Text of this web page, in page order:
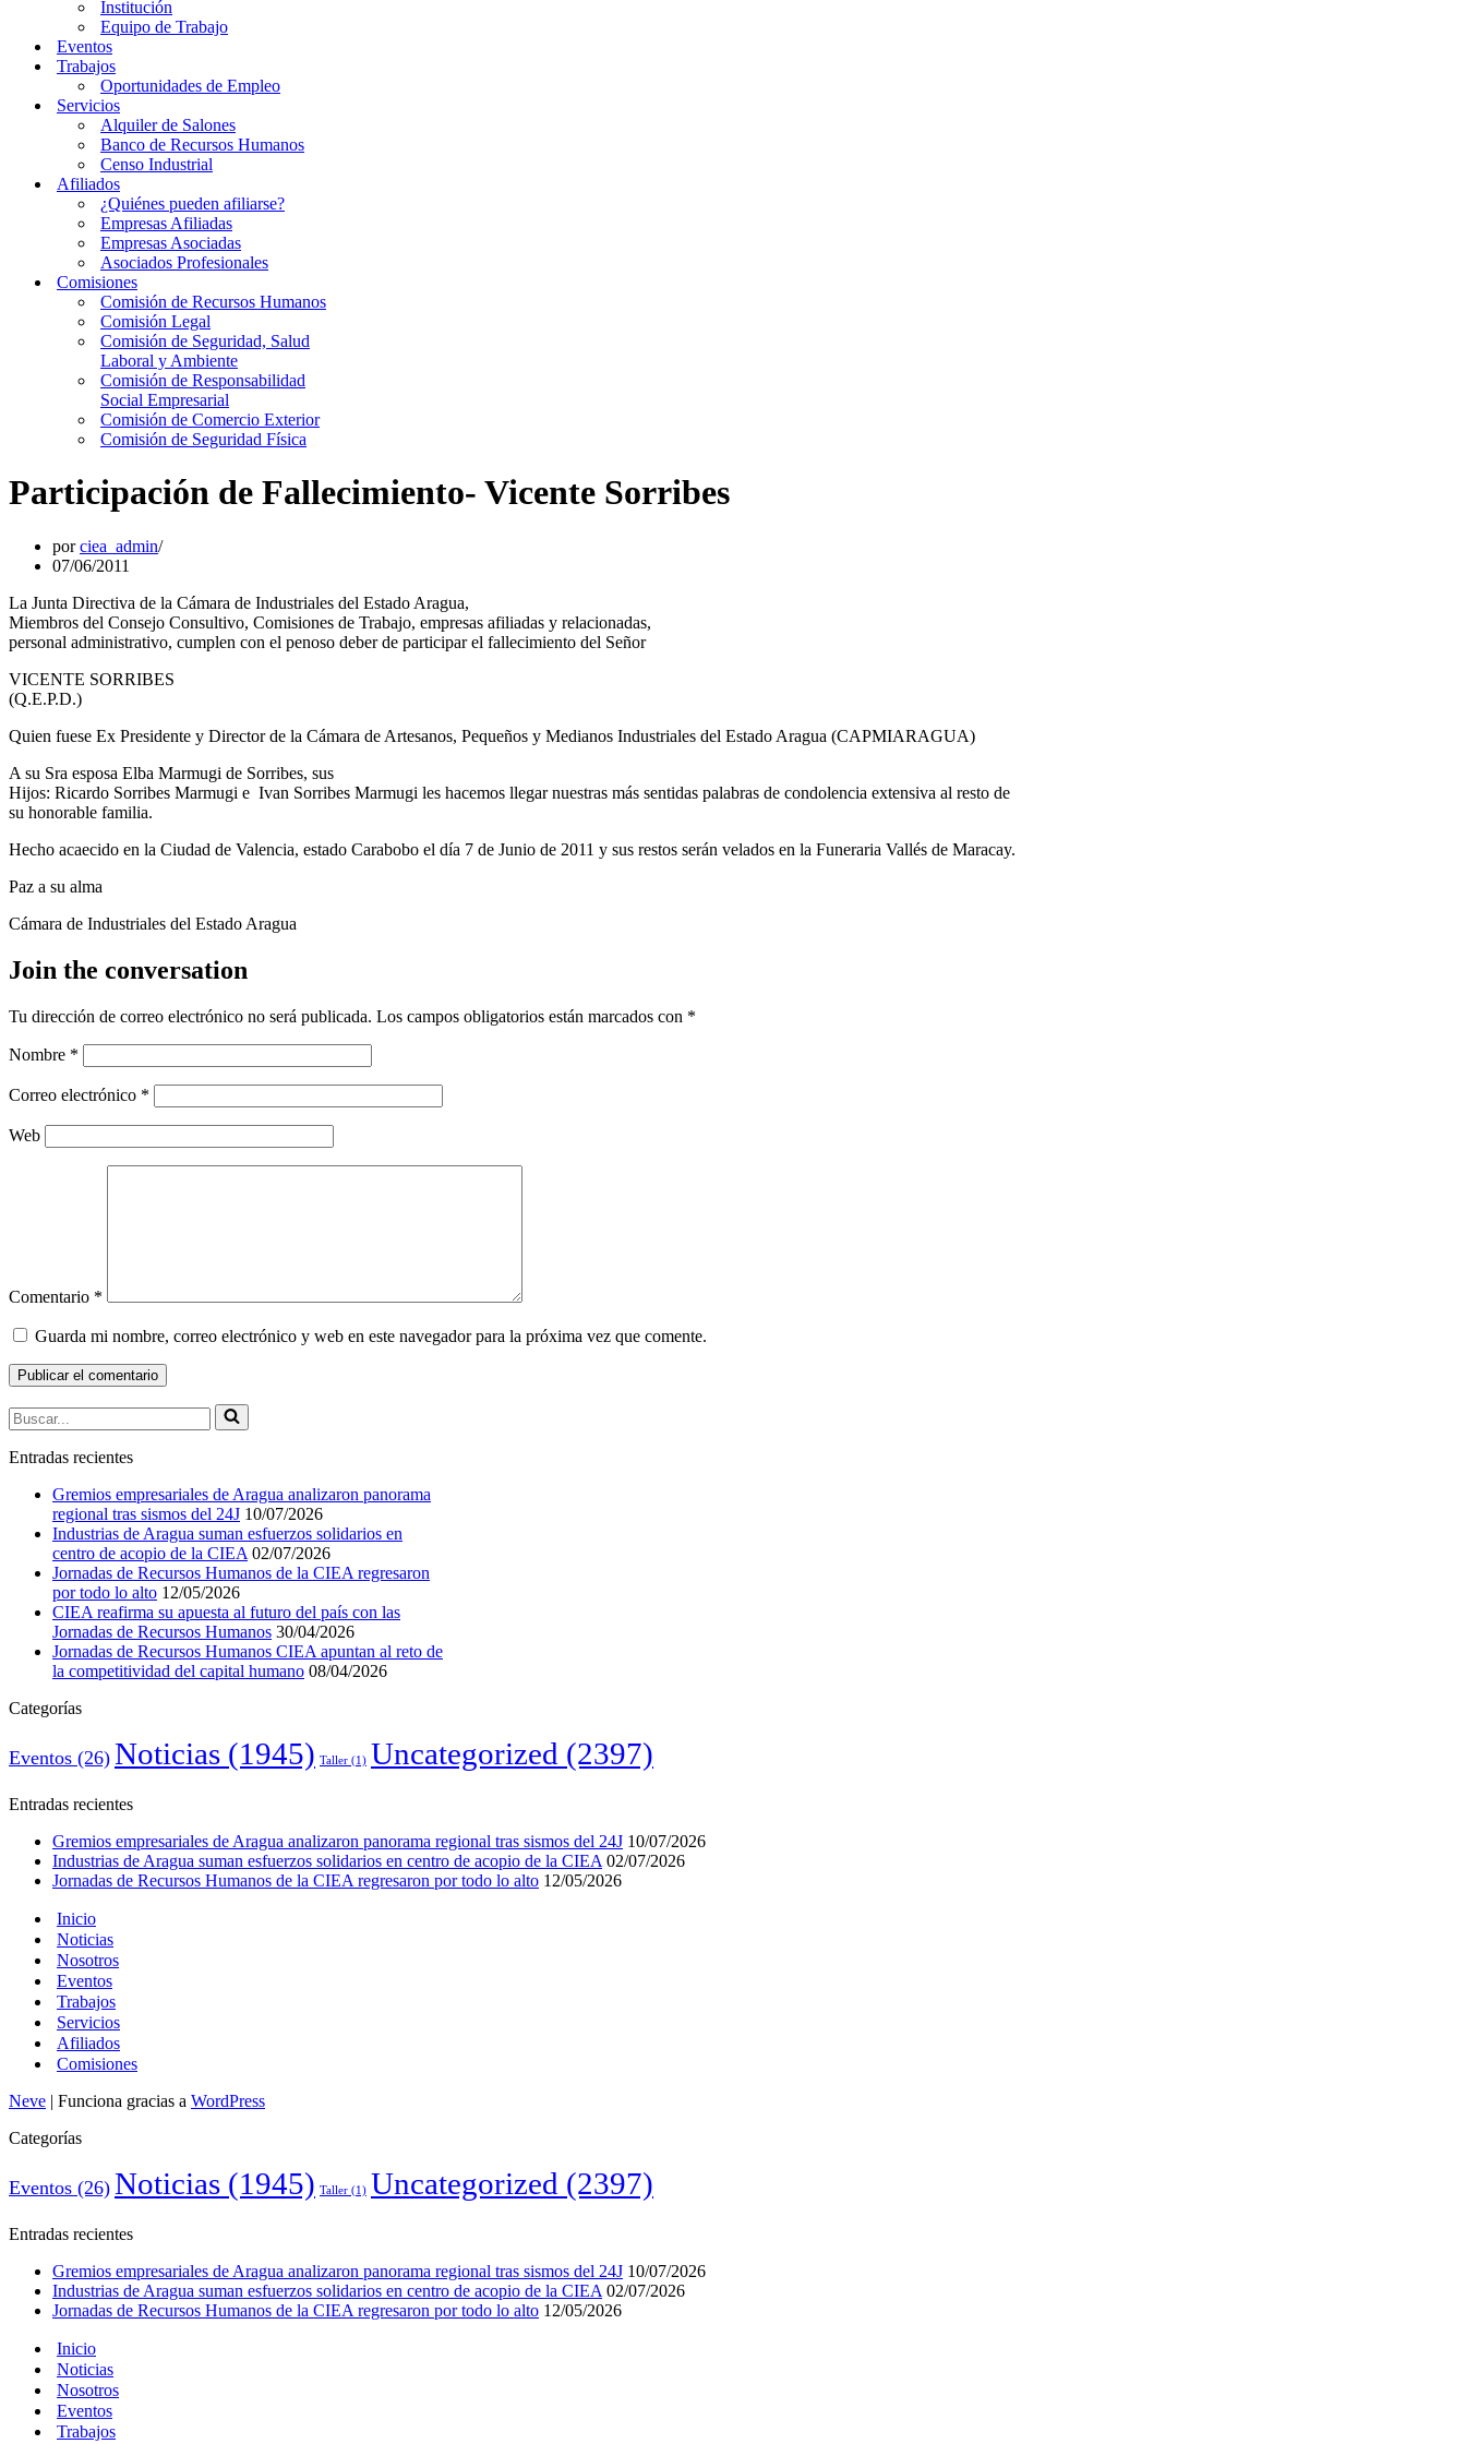
Institución
Equipo de Trabajo
Eventos
Trabajos
Oportunidades de Empleo
Servicios
Alquiler de Salones
Banco de Recursos Humanos
Censo Industrial
Afiliados
¿Quiénes pueden afiliarse?
Empresas Afiliadas
Empresas Asociadas
Asociados Profesionales
Comisiones
Comisión de Recursos Humanos
Comisión Legal
Comisión de Seguridad, Salud
Laboral y Ambiente
Comisión de Responsabilidad
Social Empresarial
Comisión de Comercio Exterior
Comisión de Seguridad Física
Participación de Fallecimiento- Vicente Sorribes
porciea_admin
07/06/2011
La Junta Directiva de la Cámara de Industriales del Estado Aragua,
Miembros del Consejo Consultivo, Comisiones de Trabajo, empresas afiliadas y relacionadas,
personal administrativo, cumplen con el penoso deber de participar el fallecimiento del Señor
VICENTE SORRIBES
(Q.E.P.D.)
Quien fuese Ex Presidente y Director de la Cámara de Artesanos, Pequeños y Medianos Industriales del Estado Aragua (CAPMIARAGUA)
A su Sra esposa Elba Marmugi de Sorribes, sus
Hijos: Ricardo Sorribes Marmugi e Ivan Sorribes Marmugi les hacemos llegar nuestras más sentidas palabras de condolencia extensiva al resto de
su honorable familia.
Hecho acaecido en la Ciudad de Valencia, estado Carabobo el día 7 de Junio de 2011 y sus restos serán velados en la Funeraria Vallés de Maracay.
Paz a su alma
Cámara de Industriales del Estado Aragua
Join the conversation
Tu dirección de correo electrónico no será publicada. Los campos obligatorios están marcados con *
Nombre *
Correo electrónico *
Web
Comentario *
Guarda mi nombre, correo electrónico y web en este navegador para la próxima vez que comente.
Buscar...
Entradas recientes
Gremios empresariales de Aragua analizaron panorama
regional tras sismos del 24J 10/07/2026
Industrias de Aragua suman esfuerzos solidarios en
centro de acopio de la CIEA 02/07/2026
Jornadas de Recursos Humanos de la CIEA regresaron
por todo lo alto 12/05/2026
CIEA reafirma su apuesta al futuro del país con las
Jornadas de Recursos Humanos 30/04/2026
Jornadas de Recursos Humanos CIEA apuntan al reto de
la competitividad del capital humano 08/04/2026
Categorías
Eventos (26) Noticias (1945) Taller (1) Uncategorized (2397)
Entradas recientes
Gremios empresariales de Aragua analizaron panorama regional tras sismos del 24J 10/07/2026
Industrias de Aragua suman esfuerzos solidarios en centro de acopio de la CIEA 02/07/2026
Jornadas de Recursos Humanos de la CIEA regresaron por todo lo alto 12/05/2026
Inicio
Noticias
Nosotros
Eventos
Trabajos
Servicios
Afiliados
Comisiones
Neve | Funciona gracias a WordPress
Categorías
Eventos (26) Noticias (1945) Taller (1) Uncategorized (2397)
Entradas recientes
Gremios empresariales de Aragua analizaron panorama regional tras sismos del 24J 10/07/2026
Industrias de Aragua suman esfuerzos solidarios en centro de acopio de la CIEA 02/07/2026
Jornadas de Recursos Humanos de la CIEA regresaron por todo lo alto 12/05/2026
Inicio
Noticias
Nosotros
Eventos
Trabajos